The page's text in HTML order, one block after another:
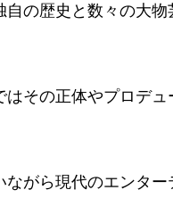
の歴史と数々の大
その正体やプロデ
がら現代のエンタ